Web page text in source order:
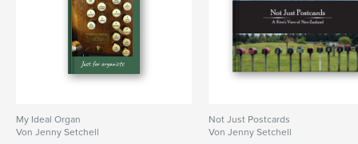
My Ideal Organ
Von Jenny Setchell
Not Just Postcards
Von Jenny Setchell